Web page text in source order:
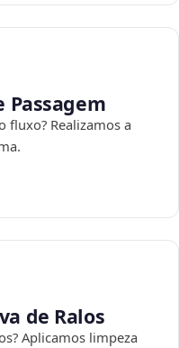
Passagem
Realizamos a
de Ralos
Aplicamos limpeza